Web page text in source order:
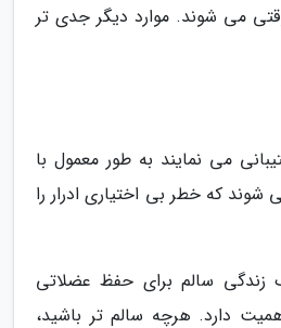
می شوند. موارد دیگر جدی تر
می نمایند به طور معمول با
که خطر بی اختیاری ادرار را
زندگی سالم برای حفظ عضلاتی
دارد. هرچه سالم تر باشید،